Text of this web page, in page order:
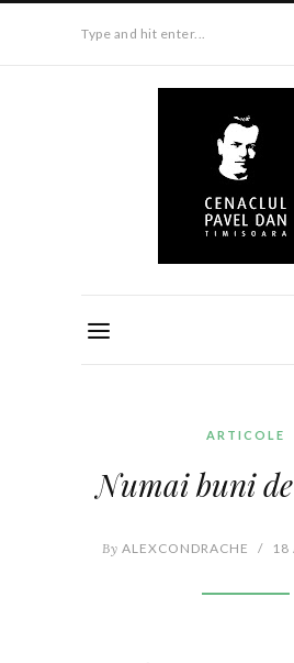
Type and hit enter...
ARTICOLE
Numai buni
By ALEXCONDRACHE / 18